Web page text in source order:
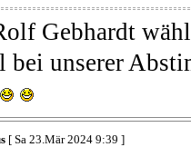
Gebhardt
bei unserer
[ Sa 23.Mär 2024 9:39 ]